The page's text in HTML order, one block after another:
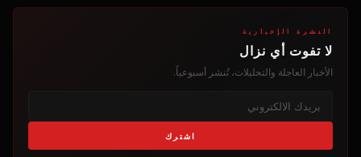
النشرة الإخبارية
لا تفوت أي نزال
الأخبار العاجلة والتحليلات، تُنشر أسبوعياً.
اشترك